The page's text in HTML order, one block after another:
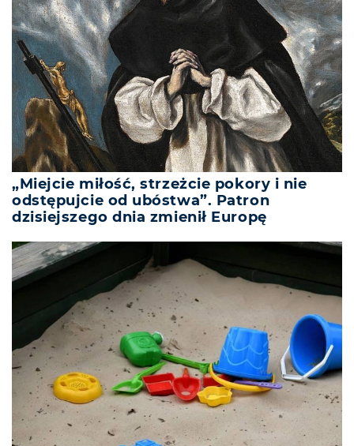
„Miejcie miłość, strzeżcie pokory i nie
odstępujcie od ubóstwa”. Patron
dzisiejszego dnia zmienił Europę